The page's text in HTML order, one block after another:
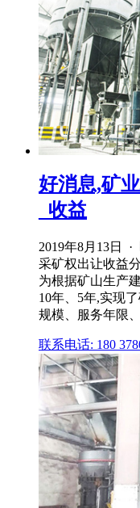
好消息,矿
_收益
2019年8月13日
采矿权出让收益
为根据矿山生产
10年、5年,实现
规模、服务年限
联系电话: 180